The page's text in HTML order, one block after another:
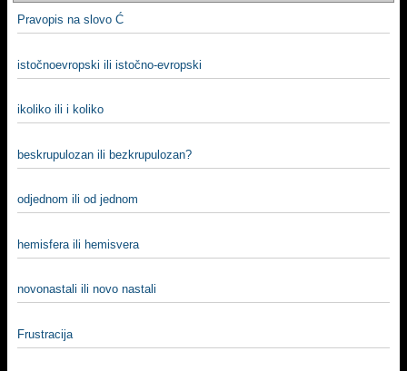
Pravopis na slovo Ć
istočnoevropski ili istočno-evropski
ikoliko ili i koliko
beskrupulozan ili bezkrupulozan?
odjednom ili od jednom
hemisfera ili hemisvera
novonastali ili novo nastali
Frustracija